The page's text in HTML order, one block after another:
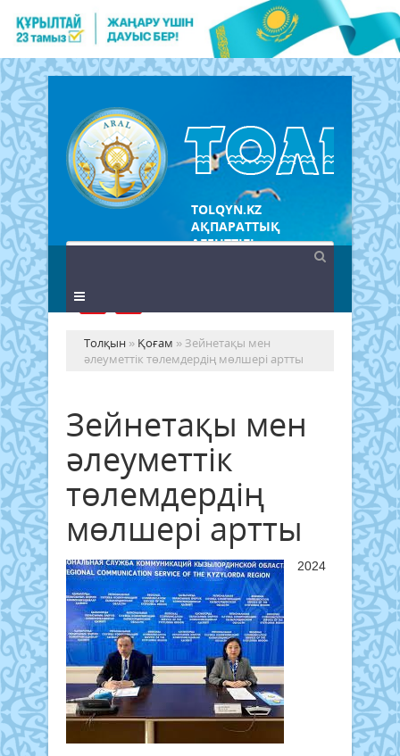
TOLQYN.KZ
АҚПАРАТТЫҚ
АГЕНТТІГІ
Толқын » Қоғам » Зейнетақы мен
әлеуметтік төлемдердің мөлшері артты
Зейнетақы мен
әлеуметтік
төлемдердің
мөлшері артты
2024